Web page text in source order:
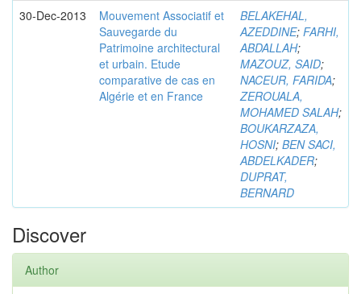
30-Dec-2013
Mouvement Associatif et
Sauvegarde du
Patrimoine architectural
et urbain. Etude
comparative de cas en
Algérie et en France
BELAKEHAL,
AZEDDINE; FARHI,
ABDALLAH;
MAZOUZ, SAID;
NACEUR, FARIDA;
ZEROUALA,
MOHAMED SALAH;
BOUKARZAZA,
HOSNI; BEN SACI,
ABDELKADER;
DUPRAT,
BERNARD
Discover
Author